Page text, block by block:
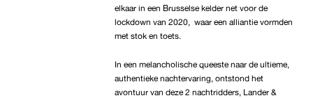
elkaar in een Brusselse kelder net voor de
lockdown van 2020, waar een alliantie vormden
met stok en toets.
In een melancholische queeste naar de ultieme,
authentieke nachtervaring, ontstond het
avontuur van deze 2 nachtridders, Lander &